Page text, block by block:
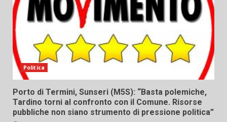
Politica
Porto di Termini, Sunseri (M5S): “Basta polemiche,
Tardino torni al confronto con il Comune. Risorse
pubbliche non siano strumento di pressione politica”